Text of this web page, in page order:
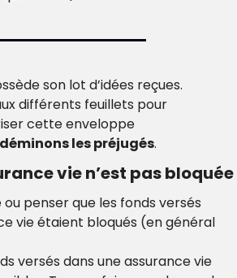
son lot d’idées reçues.
différents feuillets pour
cette enveloppe
déminons les préjugés.
vie n’est pas bloquée
penser que les fonds versés
vie étaient bloqués (en général
versés dans une assurance vie